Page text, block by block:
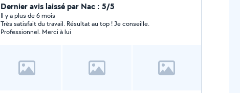
Dernier avis laissé par Nac : 5/5
Il y a plus de 6 mois
Très satisfait du travail. Résultat au top ! Je conseille.
Professionnel. Merci à lui